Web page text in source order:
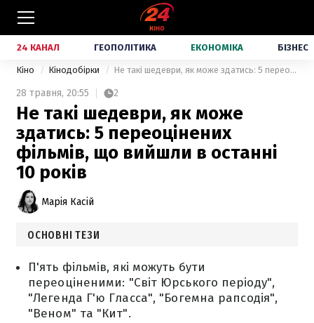
24 КАНАЛ ГЕОПОЛІТИКА ЕКОНОМІКА БІЗНЕС
Кіно Кінодобірки Не такі шедеври, як може здатись: 5 переоцінених фільмів, що вийшли в останні 10 років
28 травня, 20:55 2
Не такі шедеври, як може
здатись: 5 переоцінених
фільмів, що вийшли в останні
10 років
Марія Касій
ОСНОВНІ ТЕЗИ
П'ять фільмів, які можуть бути
переоціненими: "Світ Юрського періоду",
"Легенда Г'ю Гласса", "Богемна рапсодія",
"Веном" та "Кит".